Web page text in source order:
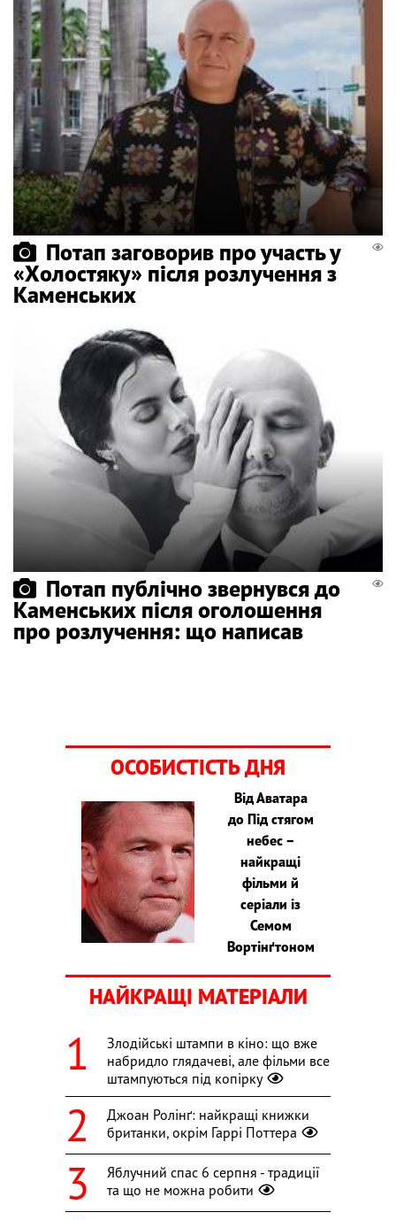
Потап заговорив про участь у
«Холостяку» після розлучення з
Каменських
Потап публічно звернувся до
Каменських після оголошення
про розлучення: що написав
ОСОБИСТІСТЬ ДНЯ
Від Аватара
до Під стягом
небес –
найкращі
фільми й
серіали із
Семом
Вортінґтоном
НАЙКРАЩІ МАТЕРІАЛИ
Злодійські штампи в кіно: що вже
набридло глядачеві, але фільми все
штампуються під копірку
Джоан Ролінґ: найкращі книжки
британки, окрім Гаррі Поттера
Яблучний спас 6 серпня - традиції
та що не можна робити